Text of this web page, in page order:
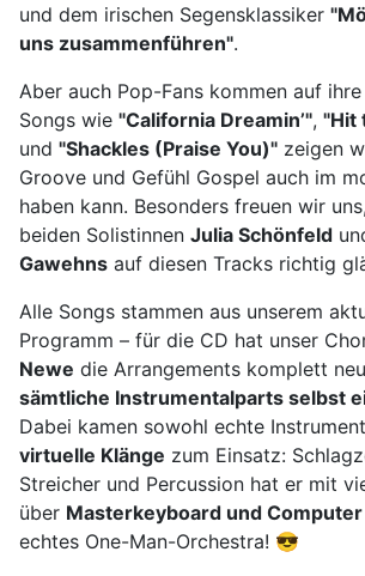
und dem irischen Segensklassiker
uns zusammenführen".
Aber auch Pop-Fans kommen auf
Songs wie "California Dreamin’", "Hit
und "Shackles (Praise You)" zeigen
Groove und Gefühl Gospel auch im
haben kann. Besonders freuen wir
beiden Solistinnen Julia Schönfeld
Gawehns auf diesen Tracks richtig
Alle Songs stammen aus unserem
Programm – für die CD hat unser
Newe die Arrangements komplett
sämtliche Instrumentalparts selbst
Dabei kamen sowohl echte
virtuelle Klänge zum Einsatz:
Streicher und Percussion hat er mit
über Masterkeyboard und
echtes One-Man-Orchestra! 😎